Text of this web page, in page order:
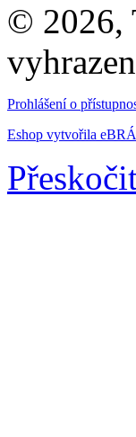
© 2026,
Prohlášení o
Eshop vytvořila